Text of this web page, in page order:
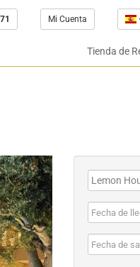
Mi Cuenta
Tienda de